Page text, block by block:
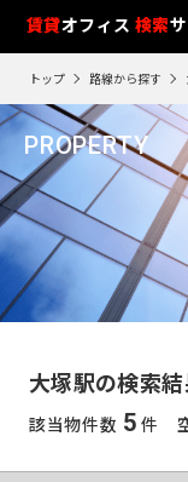
賃貸オフィス 検索
トップ 路線から探す
PROPERTY
大塚駅の検索
該当物件数 5 件
大塚駅
入居可能時期
こだわり条件
制震・免震構造
竣工予定
VR画像有
路
線
を
選
択
す
る
東
ク
リ
ア
1
再
検
索
す
る
エ
リ
ア
を
選
択
す
東
ク
リ
ア
0エ
リ
ア
再
検
索
す
る
フ
リ
ー
ワ
ー
ド
で
検
索
す
る
再検索す
フ
ロ
ア
閲
覧
履
歴
※
覧
は
日